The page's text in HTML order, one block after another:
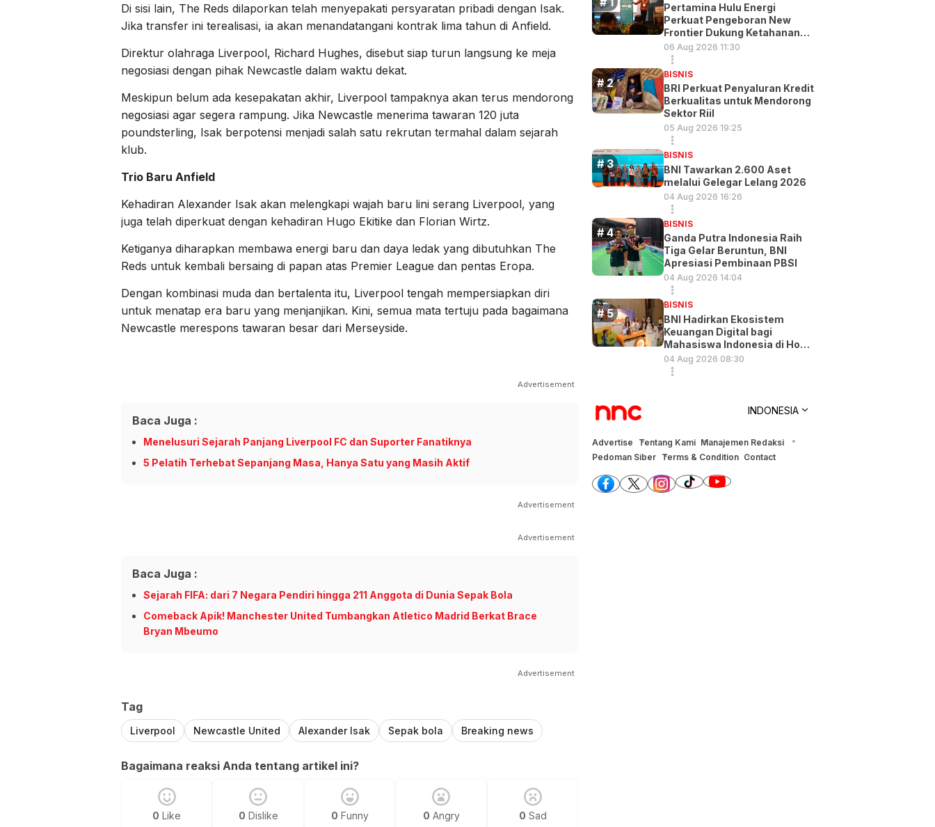
Di sisi lain, The Reds dilaporkan telah menyepakati persyaratan pribadi dengan Isak.
Jika transfer ini terealisasi, ia akan menandatangani kontrak lima tahun di Anfield.
Direktur olahraga Liverpool, Richard Hughes, disebut siap turun langsung ke meja
negosiasi dengan pihak Newcastle dalam waktu dekat.
Meskipun belum ada kesepakatan akhir, Liverpool tampaknya akan terus mendorong
negosiasi agar segera rampung. Jika Newcastle menerima tawaran 120 juta
poundsterling, Isak berpotensi menjadi salah satu rekrutan termahal dalam sejarah
klub.
Trio Baru Anfield
Kehadiran Alexander Isak akan melengkapi wajah baru lini serang Liverpool, yang
juga telah diperkuat dengan kehadiran Hugo Ekitike dan Florian Wirtz.
Ketiganya diharapkan membawa energi baru dan daya ledak yang dibutuhkan The
Reds untuk kembali bersaing di papan atas Premier League dan pentas Eropa.
Dengan kombinasi muda dan bertalenta itu, Liverpool tengah mempersiapkan diri
untuk menatap era baru yang menjanjikan. Kini, semua mata tertuju pada bagaimana
Newcastle merespons tawaran besar dari Merseyside.
Advertisement
Baca Juga :
Menelusuri Sejarah Panjang Liverpool FC dan Suporter Fanatiknya
5 Pelatih Terhebat Sepanjang Masa, Hanya Satu yang Masih Aktif
Advertisement
Advertisement
Baca Juga :
Sejarah FIFA: dari 7 Negara Pendiri hingga 211 Anggota di Dunia Sepak Bola
Comeback Apik! Manchester United Tumbangkan Atletico Madrid Berkat Brace
Bryan Mbeumo
Advertisement
Tag
Liverpool Newcastle United Alexander Isak Sepak bola Breaking news
Bagaimana reaksi Anda tentang artikel ini?
0 Like 0 Dislike 0 Funny 0 Angry 0 Sad
Pertamina Hulu Energi
Perkuat Pengeboran New
Frontier Dukung Ketahanan
Energi
06 Aug 2026 11:30
BISNIS
BRI Perkuat Penyaluran Kredit
Berkualitas untuk Mendorong
Sektor Riil
05 Aug 2026 19:25
BISNIS
BNI Tawarkan 2.600 Aset
melalui Gelegar Lelang 2026
04 Aug 2026 16:26
BISNIS
Ganda Putra Indonesia Raih
Tiga Gelar Beruntun, BNI
Apresiasi Pembinaan PBSI
04 Aug 2026 14:04
BISNIS
BNI Hadirkan Ekosistem
Keuangan Digital bagi
Mahasiswa Indonesia di Hong
Kong
04 Aug 2026 08:30
INDONESIA
Advertise Tentang Kami Manajemen Redaksi
Pedoman Siber Terms & Condition Contact